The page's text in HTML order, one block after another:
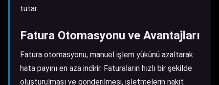
tutar.
Fatura Otomasyonu ve Avantajları
Fatura otomasyonu, manuel işlem yükünü azaltarak
hata payını en aza indirir. Faturaların hızlı bir şekilde
oluşturulması ve gönderilmesi, işletmelerin nakit